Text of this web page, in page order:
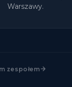
Warszawy.
zespołem